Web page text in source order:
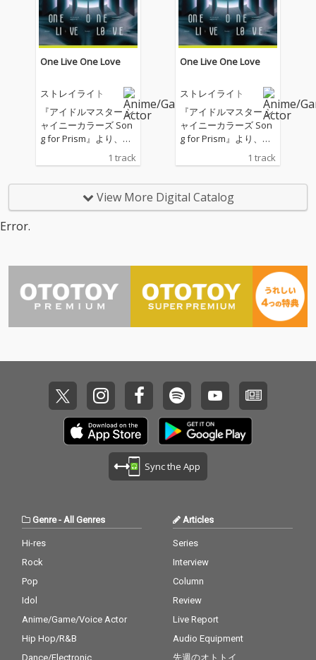
One Live One Love
ストレイライト
『アイドルマスター シ
ャイニーカラーズ Son
g for Prism』より、ス
トレイライト『One Liv
e One Love』
1 track
One Live One Love
ストレイライト
『アイドルマスター シ
ャイニーカラーズ Son
g for Prism』より、ス
トレイライト『One Liv
e One Love』
1 track
View More Digital Catalog
Error.
Sync the App
Genre- All Genres
Hi-res
Rock
Pop
Idol
Anime/Game/Voice Actor
Hip Hop/R&B
Dance/Electronic
Articles
Series
Interview
Column
Review
Live Report
Audio Equipment
先週のオトトイ